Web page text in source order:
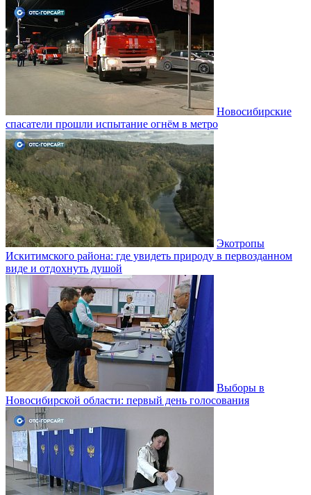
Новосибирские
спасатели прошли испытание огнём в метро
Экотропы
Искитимского района: где увидеть природу в первозданном
виде и отдохнуть душой
Выборы в
Новосибирской области: первый день голосования